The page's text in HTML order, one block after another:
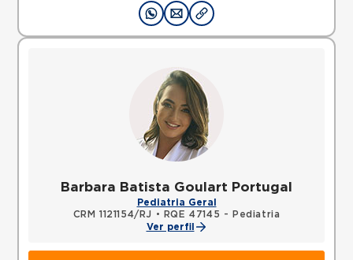
Barbara Batista Goulart Portugal
Pediatria Geral
CRM 1121154/RJ •
RQE 47145 - Pediatria
Ver perfil